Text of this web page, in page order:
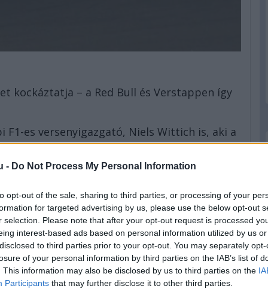
- Do Not Process My Personal Information
opt-out of the sale, sharing to third parties, or processing of your
for targeted advertising by us, please use the below opt-out
selection. Please note that after your opt-out request is processed
interest-based ads based on personal information utilized by us
to third parties prior to your opt-out. You may separately
of your personal information by third parties on the IAB’s list of
This information may also be disclosed by us to third parties on the
Participants that may further disclose it to other third parties.
kockáztatja – a Red Bull és Verstappen így
es versenyigazgató, Niels Wittich is, aki a
a témáról, minden csapattal és
után. „Azt hiszem, mindenki emlékszik
akkoriban Lewisszal kicsit ellentmondásos
pályát és előnyre teszel szert – amit
–, akkor azt a pozíciót vissza kell
az ő döntésük, hogy azt mondják-e a